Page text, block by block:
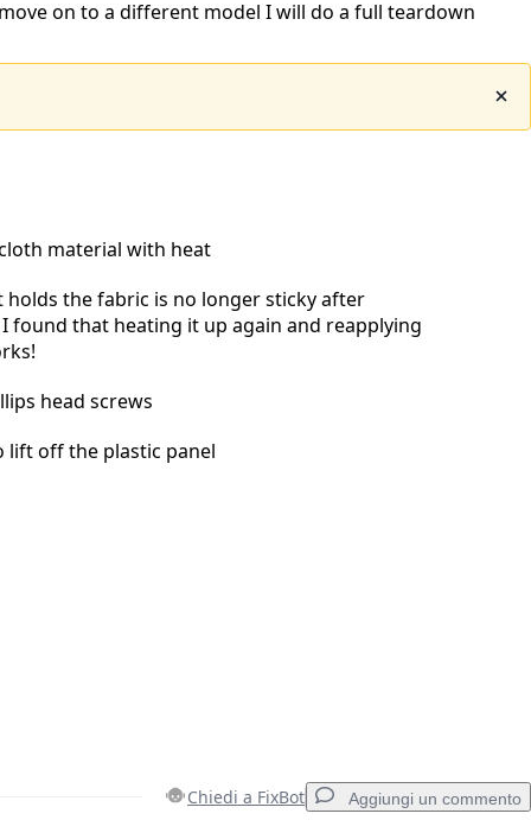
on to a different model I will do a full teardown
material with heat
holds the fabric is no longer sticky after
found that heating it up again and reapplying
head screws
lift off the plastic panel
Chiedi a FixBot Aggiungi un commento